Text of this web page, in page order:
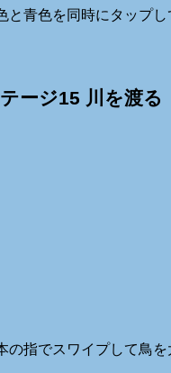
と青色を同時にタップし
ージ15 川を渡る
の指でスワイプして鳥を